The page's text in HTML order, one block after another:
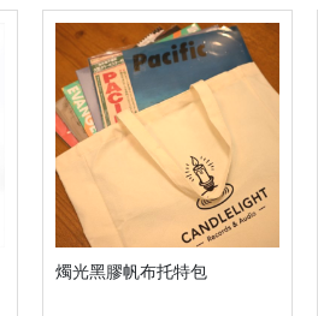
燭光黑膠帆布托特包